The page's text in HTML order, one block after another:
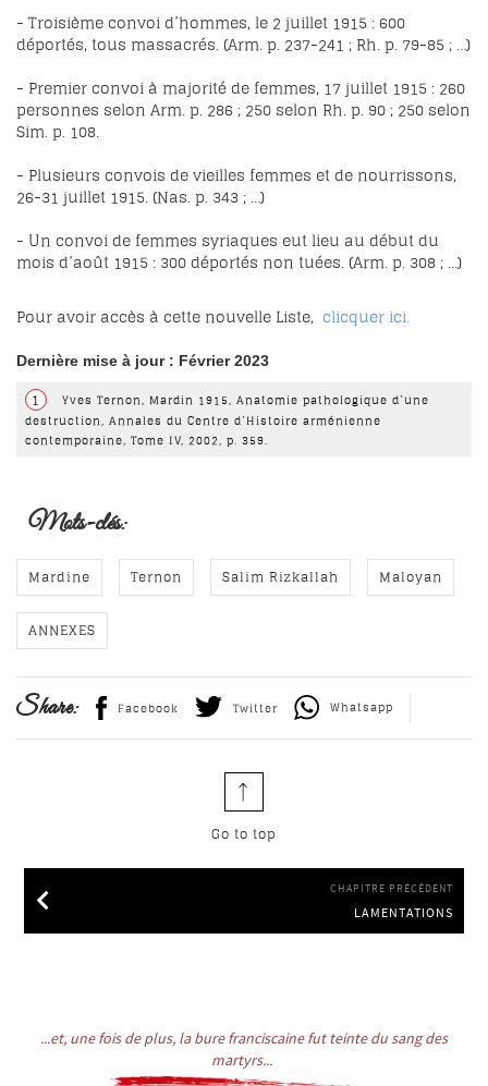
- Troisième convoi d’hommes, le 2 juillet 1915 : 600
déportés, tous massacrés. (Arm. p. 237-241 ; Rh. p. 79-85 ; …)
- Premier convoi à majorité de femmes, 17 juillet 1915 : 260
personnes selon Arm. p. 286 ; 250 selon Rh. p. 90 ; 250 selon
Sim. p. 108.
- Plusieurs convois de vieilles femmes et de nourrissons,
26-31 juillet 1915. (Nas. p. 343 ; …)
- Un convoi de femmes syriaques eut lieu au début du
mois d’août 1915 : 300 déportés non tuées. (Arm. p. 308 ; …)
Pour avoir accès à cette nouvelle Liste, clicquer ici.
Dernière mise à jour : Février 2023
1
Yves Ternon, Mardin 1915, Anatomie pathologique d’une
destruction, Annales du Centre d’Histoire arménienne
contemporaine, Tome IV, 2002, p. 359.
Mots-clés:
Mardine Ternon Salim Rizkallah Maloyan
ANNEXES
Share: Facebook Twitter Whatsapp
Go to top
CHAPITRE PRÉCÉDENT
LAMENTATIONS
LAMENTATIONS
...et, une fois de plus, la bure franciscaine fut teinte du sang des
martyrs...